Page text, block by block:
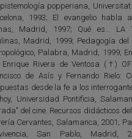
popperiana,
1993; El evangelio habla
Madrid, 1997; Qué es... LA
Madrid, 1999; Pedagogía del
Palabra, Madrid, 1999;
Enrique Rivera de Ventosa (†)
de Asís y Fernando Rielo:
desde la fe a los
Universidad Pontificia,
del cine. Recursos didácticos
Cervantes, Salamanca, 2001;
San Pablo, Madrid,